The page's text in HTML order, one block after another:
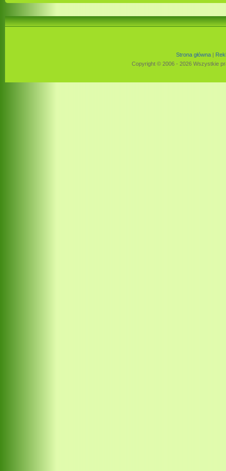
Strona główna|
Copyright © 2006 - 2026 Wszystkie